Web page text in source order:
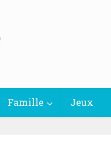
Famille Jeux